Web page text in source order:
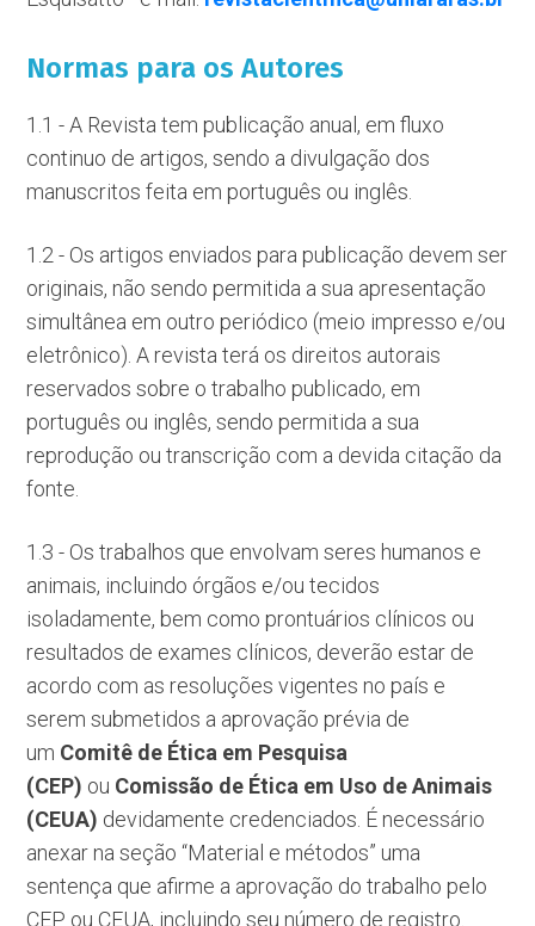
Normas para os Autores
1.1 - A Revista tem publicação anual, em fluxo
continuo de artigos, sendo a divulgação dos
manuscritos feita em português ou inglês.
1.2 - Os artigos enviados para publicação devem ser
originais, não sendo permitida a sua apresentação
simultânea em outro periódico (meio impresso e/ou
eletrônico). A revista terá os direitos autorais
reservados sobre o trabalho publicado, em
português ou inglês, sendo permitida a sua
reprodução ou transcrição com a devida citação da
fonte.
1.3 - Os trabalhos que envolvam seres humanos e
animais, incluindo órgãos e/ou tecidos
isoladamente, bem como prontuários clínicos ou
resultados de exames clínicos, deverão estar de
acordo com as resoluções vigentes no país e
serem submetidos a aprovação prévia de
um Comitê de Ética em Pesquisa
(CEP) ou Comissão de Ética em Uso de Animais
(CEUA) devidamente credenciados. É necessário
anexar na seção “Material e métodos” uma
sentença que afirme a aprovação do trabalho pelo
CEP ou CEUA, incluindo seu número de registro.